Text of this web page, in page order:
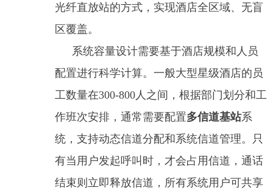
光纤直放站的方式，实现酒店全区域、无盲
区覆盖。
系统容量设计需要基于酒店规模和人员
配置进行科学计算。一般大型星级酒店的员
工数量在300-800人之间，根据部门划分和工
作班次安排，通常需要配置多信道基站系
统，支持动态信道分配和系统信道管理。只
有当用户发起呼叫时，才会占用信道，通话
结束则立即释放信道，所有系统用户可共享